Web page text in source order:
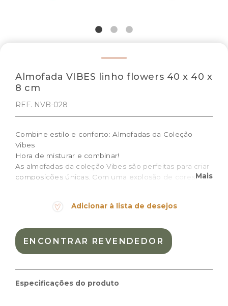
Almofada VIBES linho flowers 40 x 40 x
8 cm
REF. NVB-028
Combine estilo e conforto: Almofadas da Coleção
Vibes
Hora de misturar e combinar!
As almofadas da coleção Vibes são perfeitas para criar
composições únicas. Com uma explosão de cores,
Cor:
Materiais:
Dimensões das embalagem:
Mais
Adicionar à lista de desejos
ENCONTRAR REVENDEDOR
Especificações do produto